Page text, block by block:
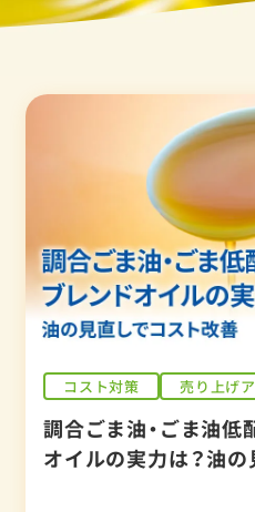
コスト対策 売り上げ
調合ごま油・ごま油低
オイルの実力は？油